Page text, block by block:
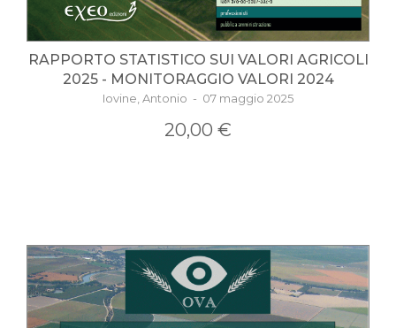
RAPPORTO STATISTICO SUI VALORI AGRICOLI
2025 - MONITORAGGIO VALORI 2024
Iovine, Antonio - 07 maggio 2025
20,00 €